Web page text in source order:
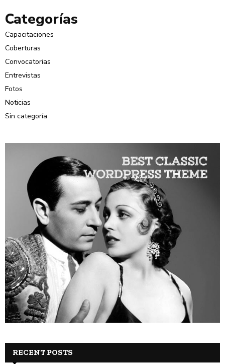
Categorías
Capacitaciones
Coberturas
Convocatorias
Entrevistas
Fotos
Noticias
Sin categoría
RECENT POSTS